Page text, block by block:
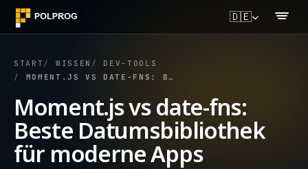
🇩🇪
START WISSEN
DEV-TOOLS
MOMENT.JS VS DATE-FNS: BESTE DATUMSBIBLIOTHEK FÜR MODERNE APPS
Moment.js vs date-fns:
Beste Datumsbibliothek
für moderne Apps